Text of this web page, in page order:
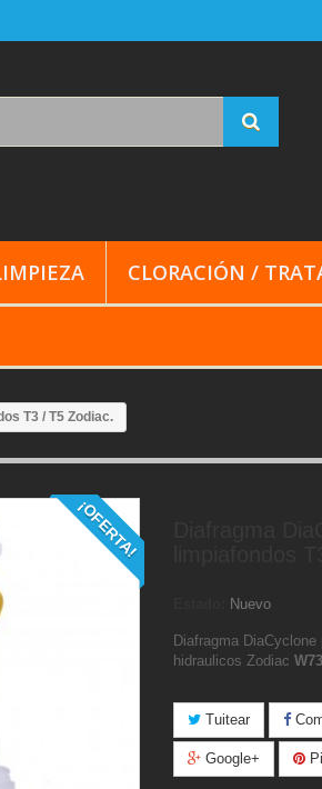
CLORACIÓN /
T3 / T5 Zodiac.
¡OFERTA!
Nuevo
Diafragma
hidraulicos Zodiac
Tuitear
Google+